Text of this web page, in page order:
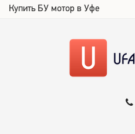
Купить БУ мотор в Уфе